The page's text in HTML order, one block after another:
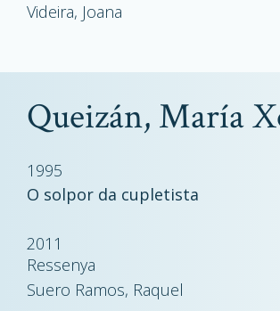
Videira, Joana
Queizán, María
1995
O solpor da cupletista
2011
Ressenya
Suero Ramos, Raquel